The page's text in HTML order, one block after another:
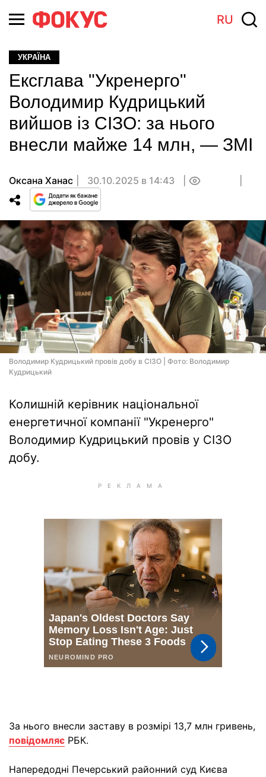
RU
УКРАЇНА
Ексглава "Укренерго"
Володимир Кудрицький
вийшов із СІЗО: за нього
внесли майже 14 млн, — ЗМІ
Оксана Ханас 30.10.2025 в 14:43
Володимир Кудрицький провів добу в СІЗО | Фото: Володимир
Кудрицький
Колишній керівник національної
енергетичної компанії "Укренерго"
Володимир Кудрицький провів у СІЗО
добу.
За нього внесли заставу в розмірі 13,7 млн гривень,
повідомляє РБК.
Напередодні Печерський районний суд Києва